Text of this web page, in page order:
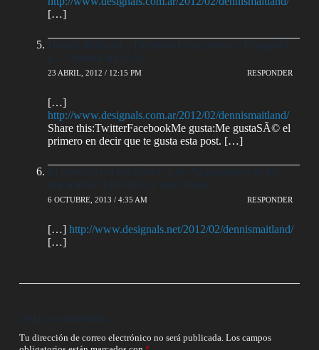
[…]
Dennis Maitland – Desafiando las alturas « FotografÃ­
a… Nuestra aficiÃ³n.
23 ABRIL, 2012 / 12:15 PM RESPONDER
[…]
http://www.designals.com.ar/2012/02/dennismaitland/
Share this:TwitterFacebookMe gusta:Me gustaSÃ© el
primero en decir que te gusta esta post. […]
El “sentido del equilibrio” y los “trabajadores de los
rascacielos” | PolÃ­tica y otras cosas
6 OCTUBRE, 2013 / 4:35 AM RESPONDER
[…] http://www.designals.net/2012/02/dennismaitland/
[…]
Deja un comentario
Tu dirección de correo electrónico no será publicada. Los campos